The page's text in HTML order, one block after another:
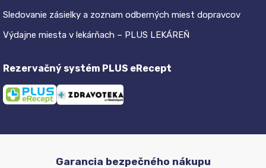
Sledovanie zásielky a zoznam odberných miest dopravcov
Výdajne miesta v lekárňach – PLUS LEKÁREŇ
Rezervačný systém PLUS eRecept
Garancia bezpečného nákupu